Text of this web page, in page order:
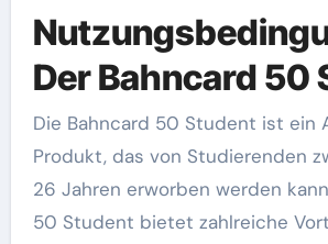
Der Bahncard 50
Die Bahncard 50 Student ist ein Abonnement-
Produkt, das von Studierenden
26 Jahren erworben werden
50 Student bietet zahlreiche